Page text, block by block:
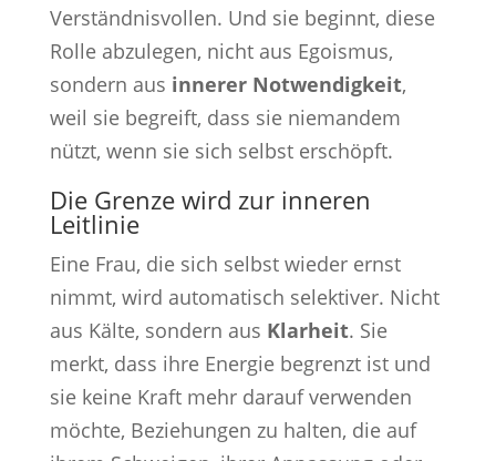
Verständnisvollen. Und sie beginnt, diese
Rolle abzulegen, nicht aus Egoismus,
sondern aus innerer Notwendigkeit,
weil sie begreift, dass sie niemandem
nützt, wenn sie sich selbst erschöpft.
Die Grenze wird zur inneren
Leitlinie
Eine Frau, die sich selbst wieder ernst
nimmt, wird automatisch selektiver. Nicht
aus Kälte, sondern aus Klarheit. Sie
merkt, dass ihre Energie begrenzt ist und
sie keine Kraft mehr darauf verwenden
möchte, Beziehungen zu halten, die auf